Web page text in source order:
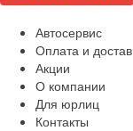
Автосервис
Оплата и
Акции
О компании
Для юрлиц
Контакты